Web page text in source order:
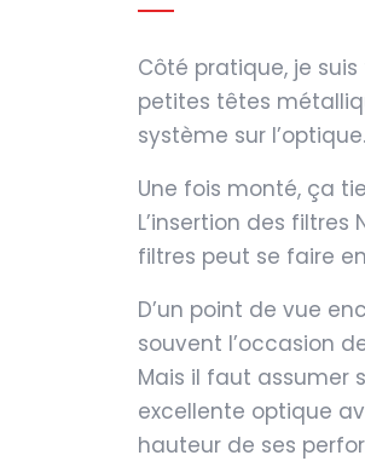
Côté pratique, je
petites têtes
système sur
Une fois monté, ça
L’insertion des
filtres peut se faire
D’un point de vue
souvent l’occasion
Mais il faut assumer
excellente optique
hauteur de ses